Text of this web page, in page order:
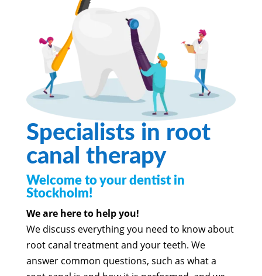
Specialists in root
canal therapy
Welcome to your dentist in
Stockholm!
We are here to help you!
We discuss everything you need to know about
root canal treatment and your teeth. We
answer common questions, such as what a